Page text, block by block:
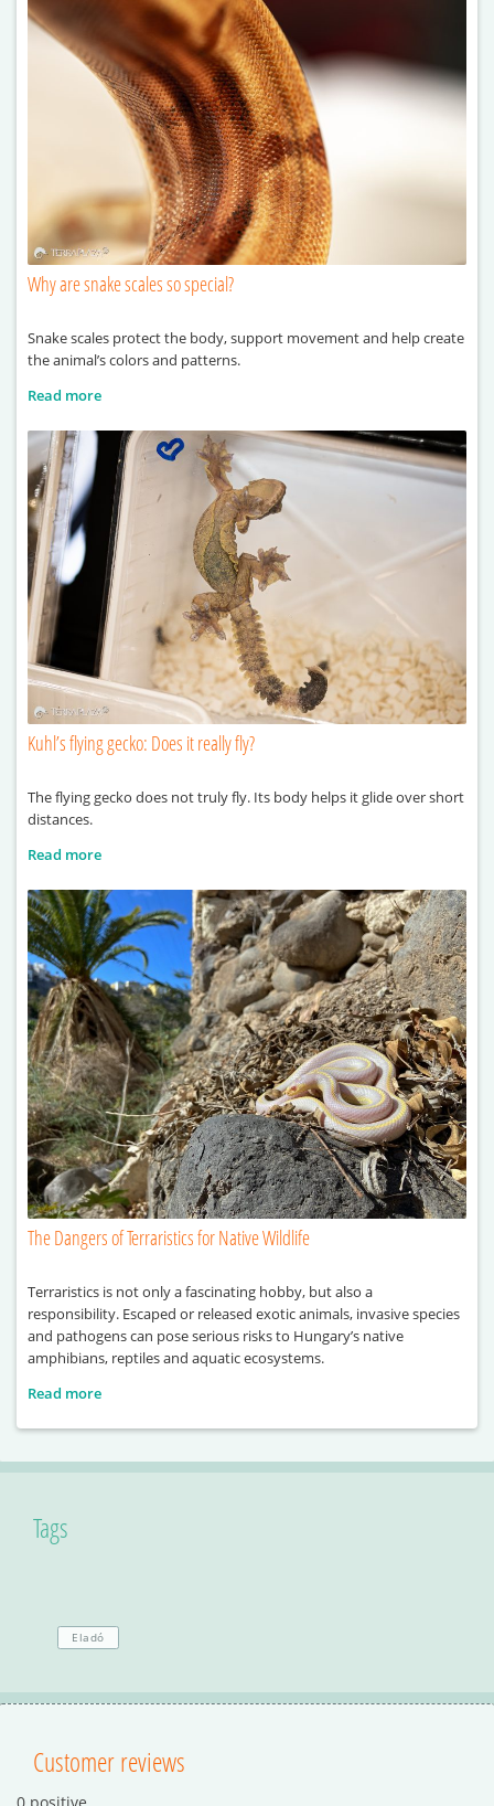
Why are snake scales so special?
Snake scales protect the body, support movement and help create
the animal’s colors and patterns.
Read more
Kuhl’s flying gecko: Does it really fly?
The flying gecko does not truly fly. Its body helps it glide over short
distances.
Read more
The Dangers of Terraristics for Native Wildlife
Terraristics is not only a fascinating hobby, but also a
responsibility. Escaped or released exotic animals, invasive species
and pathogens can pose serious risks to Hungary’s native
amphibians, reptiles and aquatic ecosystems.
Read more
Tags
Eladó
Customer reviews